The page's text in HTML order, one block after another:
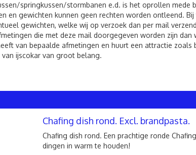
springkussen/stormbanen e.d. is het oprollen
en gewichten kunnen geen rechten worden ontleend.
gewichten, welke wij op verzoek dan per mail
die met deze mail doorgegeven worden zijn
van bepaalde afmetingen en huurt een attractie
ijscokar van groot belang.
Chafing dish rond. Excl. brandpasta.
Chafing dish rond. Een prachtige ronde
dingen in warm te houden!